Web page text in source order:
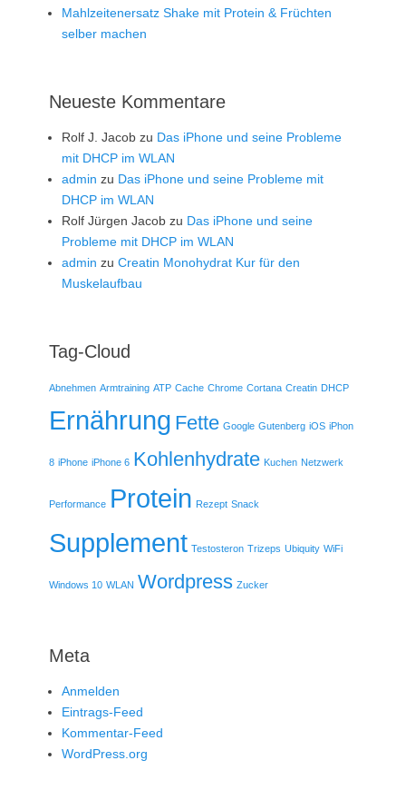
Mahlzeitenersatz Shake mit Protein & Früchten
selber machen
Neueste Kommentare
Rolf J. Jacob zu Das iPhone und seine Probleme
mit DHCP im WLAN
admin zu Das iPhone und seine Probleme mit
DHCP im WLAN
Rolf Jürgen Jacob zu Das iPhone und seine
Probleme mit DHCP im WLAN
admin zu Creatin Monohydrat Kur für den
Muskelaufbau
Tag-Cloud
Abnehmen Armtraining ATP Cache Chrome Cortana Creatin DHCP
Ernährung Fette Google Gutenberg iOS iPhon
8 iPhone iPhone 6 Kohlenhydrate Kuchen Netzwerk
Performance Protein Rezept Snack
Supplement Testosteron Trizeps Ubiquity WiFi
Windows 10 WLAN Wordpress Zucker
Meta
Anmelden
Eintrags-Feed
Kommentar-Feed
WordPress.org